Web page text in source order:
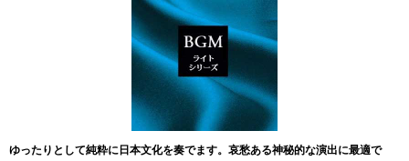
ゆったりとして純粋に日本文化を奏でます。哀愁ある神秘的な演出に最適で